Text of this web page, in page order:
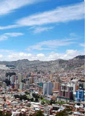
in no hotel.